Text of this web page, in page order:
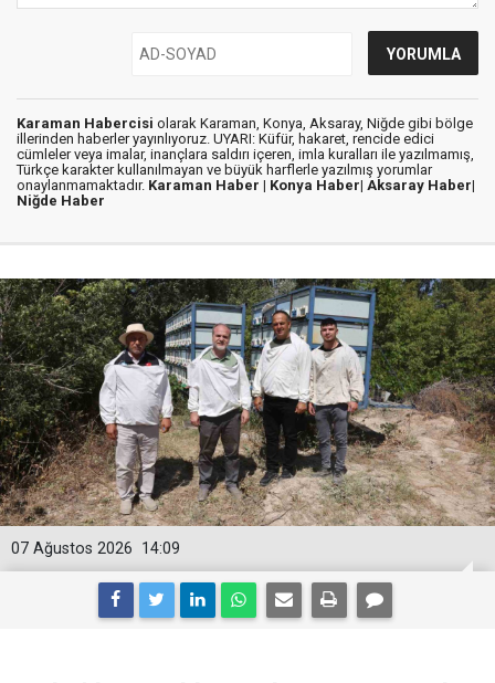
Karaman Habercisi olarak Karaman, Konya, Aksaray, Niğde gibi bölge
illerinden haberler yayınlıyoruz. UYARI: Küfür, hakaret, rencide edici
cümleler veya imalar, inançlara saldırı içeren, imla kuralları ile yazılmamış,
Türkçe karakter kullanılmayan ve büyük harflerle yazılmış yorumlar
onaylanmamaktadır. Karaman Haber | Konya Haber| Aksaray Haber|
Niğde Haber
14:09
07 Ağustos 2026